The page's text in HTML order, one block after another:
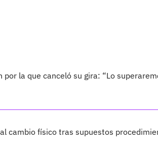
la que canceló su gira: “Lo
cambio físico tras supuestos